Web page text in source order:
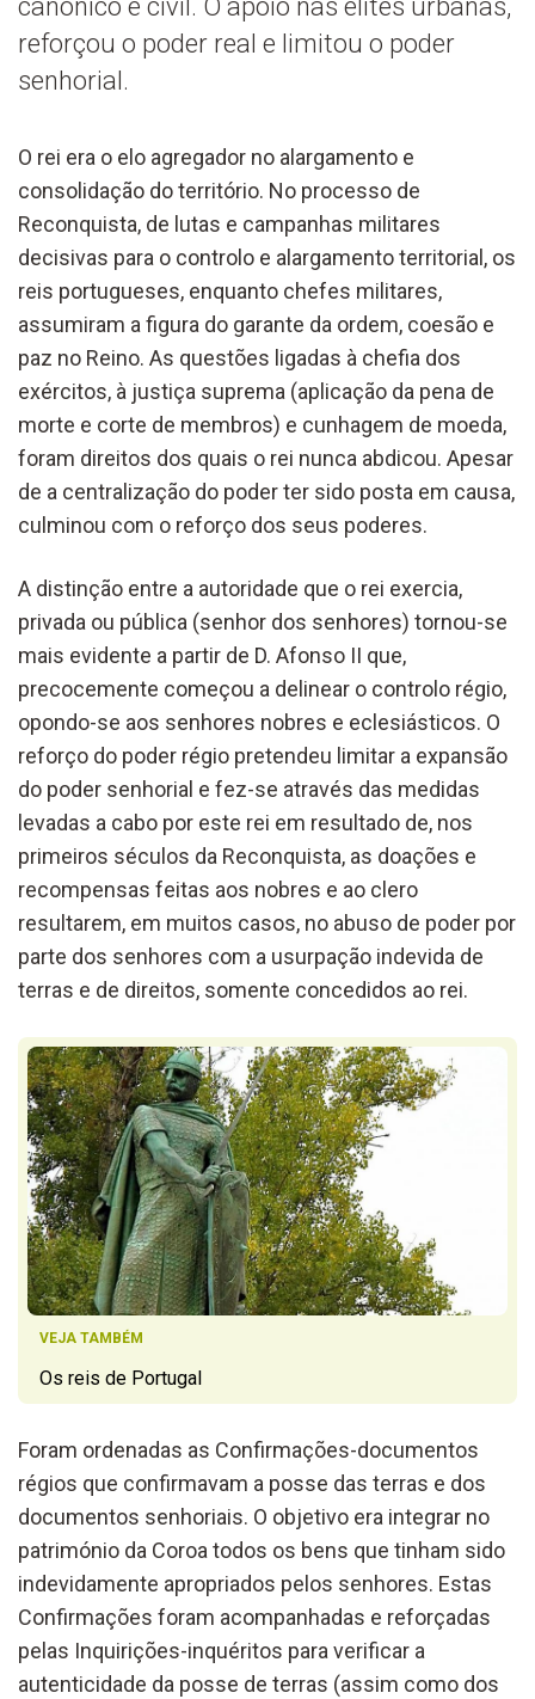
canónico e civil. O apoio nas elites urbanas,
reforçou o poder real e limitou o poder
senhorial.
O rei era o elo agregador no alargamento e
consolidação do território. No processo de
Reconquista, de lutas e campanhas militares
decisivas para o controlo e alargamento territorial, os
reis portugueses, enquanto chefes militares,
assumiram a figura do garante da ordem, coesão e
paz no Reino. As questões ligadas à chefia dos
exércitos, à justiça suprema (aplicação da pena de
morte e corte de membros) e cunhagem de moeda,
foram direitos dos quais o rei nunca abdicou. Apesar
de a centralização do poder ter sido posta em causa,
culminou com o reforço dos seus poderes.
A distinção entre a autoridade que o rei exercia,
privada ou pública (senhor dos senhores) tornou-se
mais evidente a partir de D. Afonso II que,
precocemente começou a delinear o controlo régio,
opondo-se aos senhores nobres e eclesiásticos. O
reforço do poder régio pretendeu limitar a expansão
do poder senhorial e fez-se através das medidas
levadas a cabo por este rei em resultado de, nos
primeiros séculos da Reconquista, as doações e
recompensas feitas aos nobres e ao clero
resultarem, em muitos casos, no abuso de poder por
parte dos senhores com a usurpação indevida de
terras e de direitos, somente concedidos ao rei.
VEJA TAMBÉM
Os reis de Portugal
Foram ordenadas as Confirmações-documentos
régios que confirmavam a posse das terras e dos
documentos senhoriais. O objetivo era integrar no
património da Coroa todos os bens que tinham sido
indevidamente apropriados pelos senhores. Estas
Confirmações foram acompanhadas e reforçadas
pelas Inquirições-inquéritos para verificar a
autenticidade da posse de terras (assim como dos